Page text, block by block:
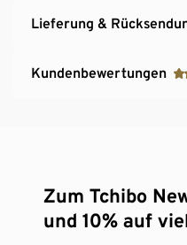
Lieferung &
Kundenbewertungen
Zum Tchibo
und 10% auf